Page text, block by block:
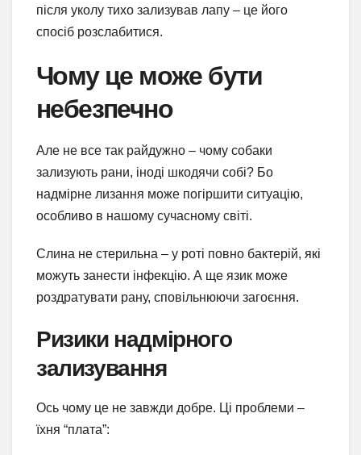
після уколу тихо зализував лапу – це його
спосіб розслабитися.
Чому це може бути
небезпечно
Але не все так райдужно – чому собаки
зализують рани, іноді шкодячи собі? Бо
надмірне лизання може погіршити ситуацію,
особливо в нашому сучасному світі.
Слина не стерильна – у роті повно бактерій, які
можуть занести інфекцію. А ще язик може
роздратувати рану, сповільнюючи загоєння.
Ризики надмірного
зализування
Ось чому це не завжди добре. Ці проблеми –
їхня “плата”: